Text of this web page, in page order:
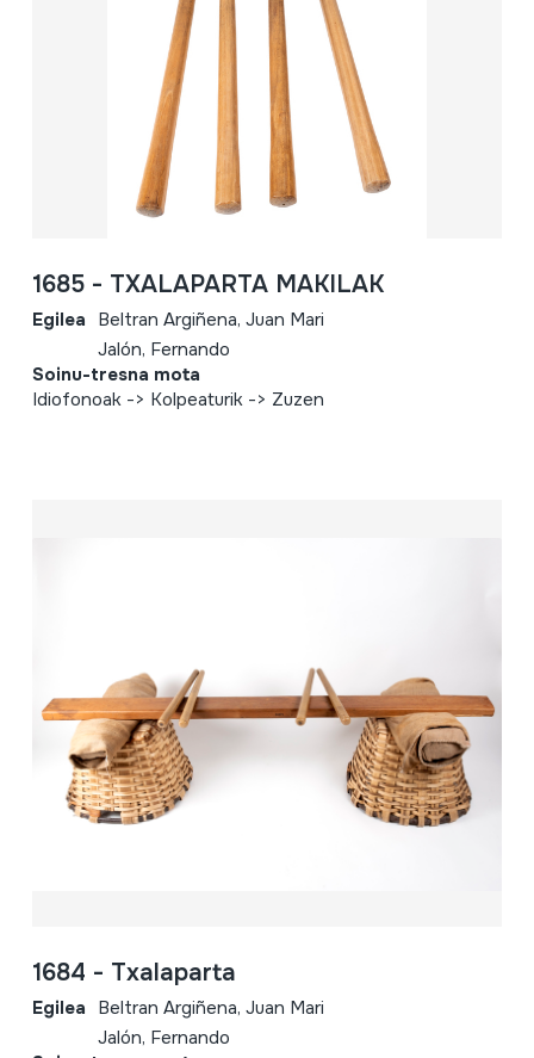
1685 - TXALAPARTA MAKILAK
Egilea Beltran Argiñena, Juan Mari
Jalón, Fernando
Soinu-tresna mota
Idiofonoak -> Kolpeaturik -> Zuzen
1684 - Txalaparta
Egilea Beltran Argiñena, Juan Mari
Jalón, Fernando